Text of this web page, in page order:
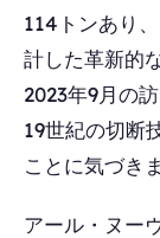
114トンあり
計した革新的
2023年9月の
19世紀の切断
ことに気づき
アール・ヌー